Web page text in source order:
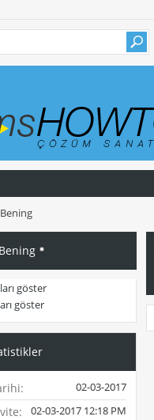
göster
göster
02-03-2017
02-03-2017 12:18 PM